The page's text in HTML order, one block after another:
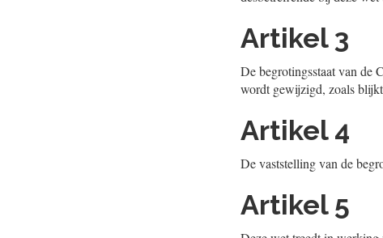
Artikel 3
De begrotingsstaat van de
wordt gewijzigd, zoals
Artikel 4
De vaststelling van de
Artikel 5